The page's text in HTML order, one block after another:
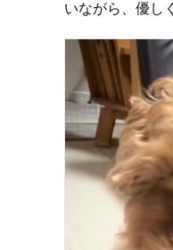
いながら、優し